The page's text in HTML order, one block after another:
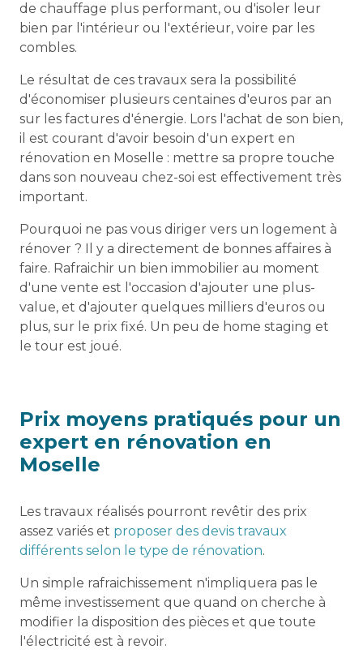
de chauffage plus performant, ou d'isoler leur
bien par l'intérieur ou l'extérieur, voire par les
combles.
Le résultat de ces travaux sera la possibilité
d'économiser plusieurs centaines d'euros par an
sur les factures d'énergie. Lors l'achat de son bien,
il est courant d'avoir besoin d'un expert en
rénovation en Moselle : mettre sa propre touche
dans son nouveau chez-soi est effectivement très
important.
Pourquoi ne pas vous diriger vers un logement à
rénover ? Il y a directement de bonnes affaires à
faire. Rafraichir un bien immobilier au moment
d'une vente est l'occasion d'ajouter une plus-
value, et d'ajouter quelques milliers d'euros ou
plus, sur le prix fixé. Un peu de home staging et
le tour est joué.
Prix moyens pratiqués pour un
expert en rénovation en
Moselle
Les travaux réalisés pourront revêtir des prix
assez variés et proposer des devis travaux
différents selon le type de rénovation.
Un simple rafraichissement n'impliquera pas le
même investissement que quand on cherche à
modifier la disposition des pièces et que toute
l'électricité est à revoir.